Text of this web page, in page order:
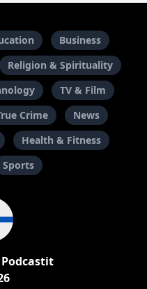
Business
Religion & Spirituality
TV & Film
Crime
News
Health & Fitness
Sports